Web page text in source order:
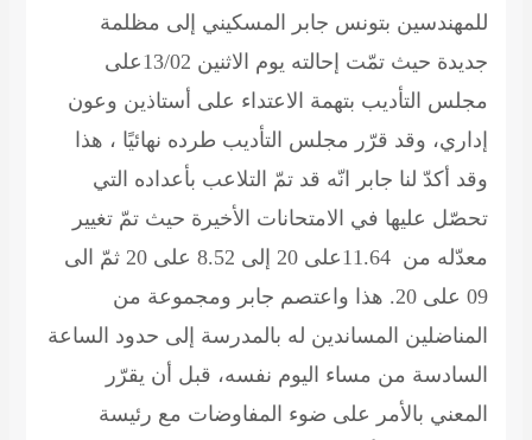
للمهندسين بتونس جابر المسكيني إلى مظلمة
جديدة حيث تمّت إحالته يوم الاثنين 13/02على
مجلس التأديب بتهمة الاعتداء على أستاذين وعون
إداري، وقد قرّر مجلس التأديب طرده نهائيًا ، هذا
وقد أكدّ لنا جابر انّه قد تمّ التلاعب بأعداده التي
تحصّل عليها في الامتحانات الأخيرة حيث تمّ تغيير
معدّله من 11.64على 20 إلى 8.52 على 20 ثمّ الى
09 على 20. هذا واعتصم جابر ومجموعة من
المناضلين المساندين له بالمدرسة إلى حدود الساعة
السادسة من مساء اليوم نفسه، قبل أن يقرّر
المعني بالأمر على ضوء المفاوضات مع رئيسة